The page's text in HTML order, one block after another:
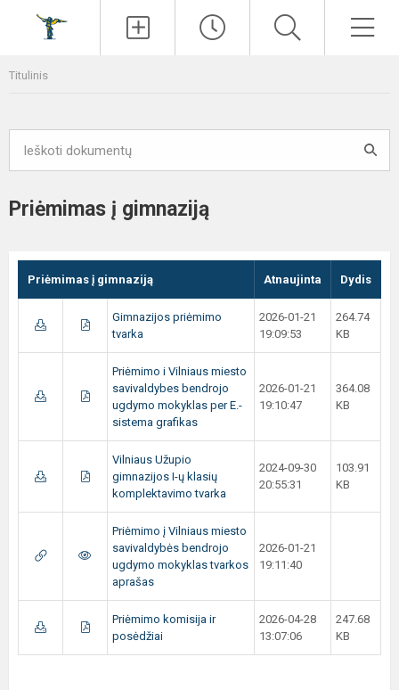
Titulinis
Priėmimas į gimnaziją
Priėmimas į gimnaziją Atnaujinta Dydis
Gimnazijos priėmimo
tvarka
2026-01-21
19:09:53
264.74
KB
Priėmimo i Vilniaus miesto
savivaldybes bendrojo
ugdymo mokyklas per E.-
sistema grafikas
2026-01-21
19:10:47
364.08
KB
Vilniaus Užupio
gimnazijos I-ų klasių
komplektavimo tvarka
2024-09-30
20:55:31
103.91
KB
Priėmimo į Vilniaus miesto
savivaldybės bendrojo
ugdymo mokyklas tvarkos
aprašas
2026-01-21
19:11:40
Priėmimo komisija ir
posėdžiai
2026-04-28
13:07:06
247.68
KB